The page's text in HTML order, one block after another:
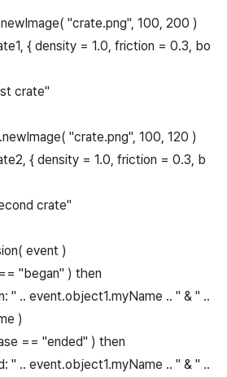
"crate.png", 100, 200 )
{ density = 1.0, friction = 0.3, bo
crate"
"crate.png", 100, 120 )
{ density = 1.0, friction = 0.3, b
crate"
event )
"began" ) then
.. " & " ..
)
== "ended" ) then
.. " & " ..